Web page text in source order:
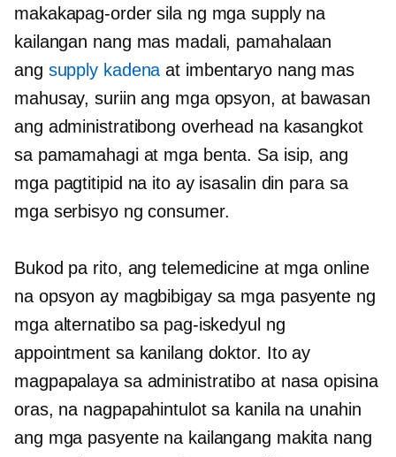
makakapag-order sila ng mga supply na
kailangan nang mas madali, pamahalaan
ang supply kadena at imbentaryo nang mas
mahusay, suriin ang mga opsyon, at bawasan
ang administratibong overhead na kasangkot
sa pamamahagi at mga benta. Sa isip, ang
mga pagtitipid na ito ay isasalin din para sa
mga serbisyo ng consumer.
Bukod pa rito, ang telemedicine at mga online
na opsyon ay magbibigay sa mga pasyente ng
mga alternatibo sa pag-iskedyul ng
appointment sa kanilang doktor. Ito ay
magpapalaya sa administratibo at nasa opisina
oras, na nagpapahintulot sa kanila na unahin
ang mga pasyente na kailangang makita nang